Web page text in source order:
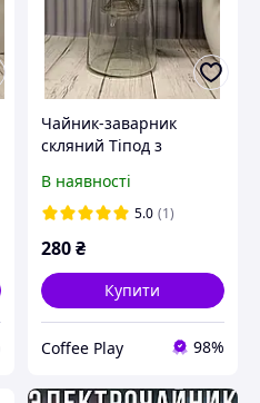
Чайник-заварник
скляний Тіпод з
заварювання 750 мл
(58907)
В наявності
5.0 (1)
280₴
Купити
Coffee Play 98%